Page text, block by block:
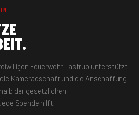
Feuerwehr Lastrup unterstützt
Kameradschaft und die Anschaffung
der gesetzlichen
Spende hilft.